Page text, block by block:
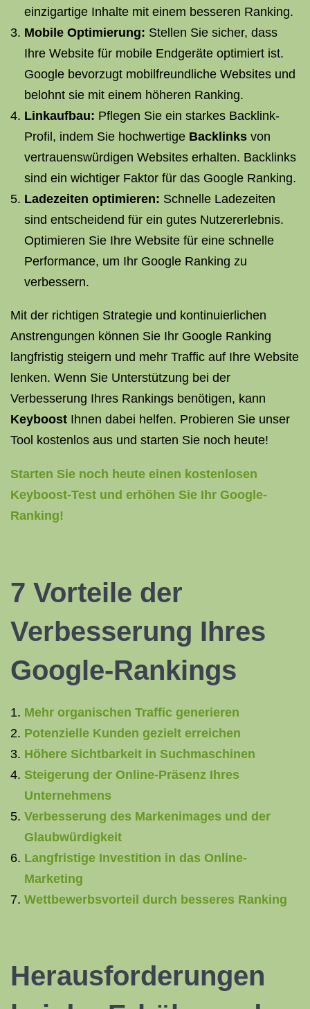
einzigartige Inhalte mit einem besseren Ranking.
Mobile Optimierung: Stellen Sie sicher, dass
Ihre Website für mobile Endgeräte optimiert ist.
Google bevorzugt mobilfreundliche Websites und
belohnt sie mit einem höheren Ranking.
Linkaufbau: Pflegen Sie ein starkes Backlink-
Profil, indem Sie hochwertige Backlinks von
vertrauenswürdigen Websites erhalten. Backlinks
sind ein wichtiger Faktor für das Google Ranking.
Ladezeiten optimieren: Schnelle Ladezeiten
sind entscheidend für ein gutes Nutzererlebnis.
Optimieren Sie Ihre Website für eine schnelle
Performance, um Ihr Google Ranking zu
verbessern.
Mit der richtigen Strategie und kontinuierlichen
Anstrengungen können Sie Ihr Google Ranking
langfristig steigern und mehr Traffic auf Ihre Website
lenken. Wenn Sie Unterstützung bei der
Verbesserung Ihres Rankings benötigen, kann
Keyboost Ihnen dabei helfen. Probieren Sie unser
Tool kostenlos aus und starten Sie noch heute!
Starten Sie noch heute einen kostenlosen
Keyboost-Test und erhöhen Sie Ihr Google-
Ranking!
7 Vorteile der
Verbesserung Ihres
Google-Rankings
Mehr organischen Traffic generieren
Potenzielle Kunden gezielt erreichen
Höhere Sichtbarkeit in Suchmaschinen
Steigerung der Online-Präsenz Ihres
Unternehmens
Verbesserung des Markenimages und der
Glaubwürdigkeit
Langfristige Investition in das Online-
Marketing
Wettbewerbsvorteil durch besseres Ranking
Herausforderungen